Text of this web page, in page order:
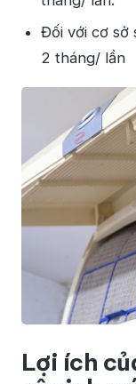
Đối với cơ sở
2 tháng/ lần
Lợi ích